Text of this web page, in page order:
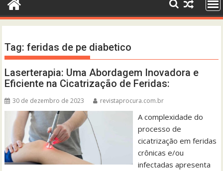
Tag:feridas de pe diabetico
Laserterapia: Uma Abordagem Inovadora e
Eficiente na Cicatrização de Feridas:
30 de dezembro de 2023 revistaprocura.com.br
A complexidade do
processo de
cicatrização em feridas
crônicas e/ou
infectadas apresenta